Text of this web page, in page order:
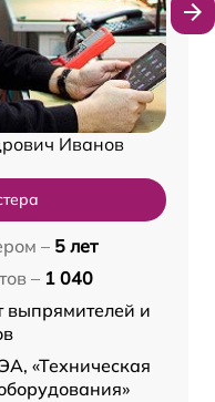
Иванов
– 5 лет
– 1 040
выпрямителей и
«Техническая